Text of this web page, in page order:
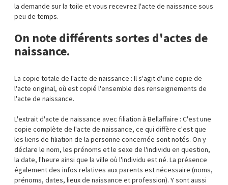
la demande sur la toile et vous recevrez l'acte de naissance sous
peu de temps.
On note différents sortes d'actes de
naissance.
La copie totale de l'acte de naissance : Il s'agit d'une copie de
l'acte original, où est copié l'ensemble des renseignements de
l'acte de naissance.
L'extrait d'acte de naissance avec filiation à Bellaffaire : C'est une
copie complète de l'acte de naissance, ce qui diffère c'est que
les liens de filiation de la personne concernée sont notés. On y
déclare le nom, les prénoms et le sexe de l'individu en question,
la date, l'heure ainsi que la ville où l'individu est né. La présence
également des infos relatives aux parents est nécessaire (noms,
prénoms, dates, lieux de naissance et profession). Y sont aussi